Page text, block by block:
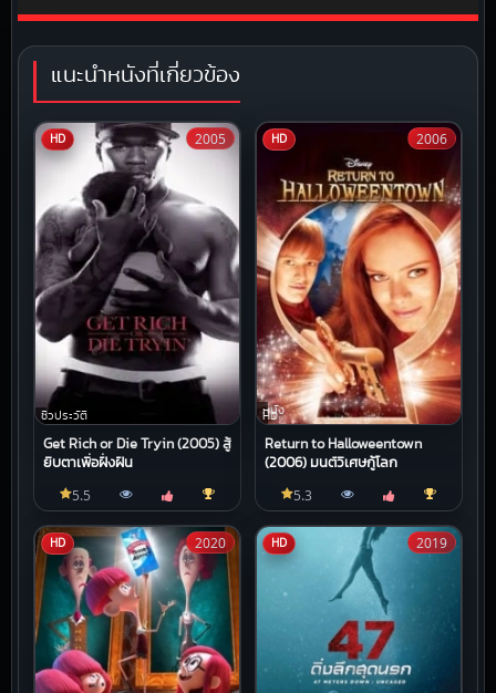
แนะนำหนังที่เกี่ยวข้อง
HD
ชีวประวัติ
Get Rich or Die Tryin (2005) สู้
ยิบตาเพื่อฝั่งฝัน
2005
5.5
HD
หนัง
HD
Return to Halloweentown
(2006) มนต์วิเศษกู้โลก
2006
5.3
HD 2020 HD 2019